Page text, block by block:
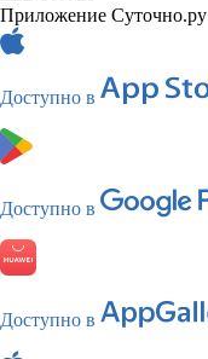
Приложение Суточно.ру
Доступно в
Доступно в
Доступно в